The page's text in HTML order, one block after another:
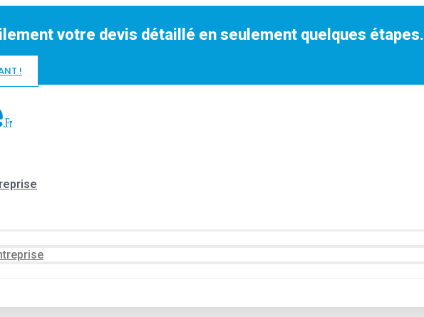
votre devis détaillé en seulement quelques étapes.
!